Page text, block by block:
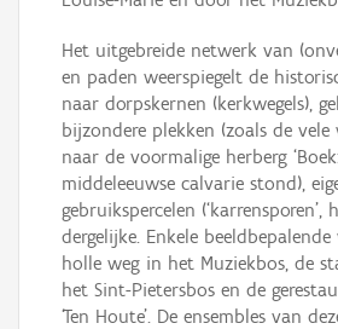
Het uitgebreide netwerk van
en paden weerspiegelt de
naar dorpskernen (kerkwegels),
bijzondere plekken (zoals de vele
naar de voormalige herberg
middeleeuwse calvarie stond),
gebruikspercelen (‘karrensporen’,
dergelijke. Enkele
holle weg in het Muziekbos, de
het Sint-Pietersbos en de
‘Ten Houte’. De ensembles van